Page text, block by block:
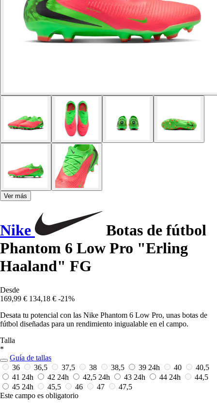
Ver más
Nike
Botas de fútbol
Phantom 6 Low Pro "Erling
Haaland" FG
Desde
169,99 € 134,18 € -21%
Desata tu potencial con las Nike Phantom 6 Low Pro, unas botas de
fútbol diseñadas para un rendimiento inigualable en el campo.
Talla
*
Guía de tallas
36
36,5 37,5 38 38,5 39 24h 40
40,5
41 24h 42 24h 42,5 24h 43 24h 44 24h
44,5
45 24h 45,5 46 47
47,5
Este campo es obligatorio